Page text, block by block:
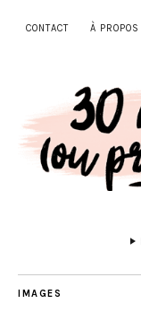
CONTACT À PROPOS
IMAGES